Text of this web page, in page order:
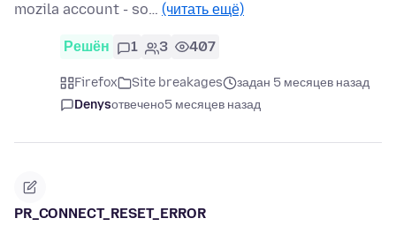
mozila account - so… (читать ещё)
Решён 1 3 407
Firefox Site breakages
задан 5 месяцев назад
Denysотвечено5 месяцев назад
PR_CONNECT_RESET_ERROR